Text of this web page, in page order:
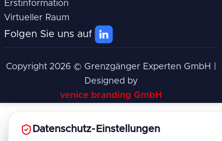
Erstinformation
Virtueller Raum
Folgen Sie uns auf
Copyright 2026 © Grenzgänger Experten GmbH |
Designed by
venice branding GmbH
Datenschutz-Einstellungen